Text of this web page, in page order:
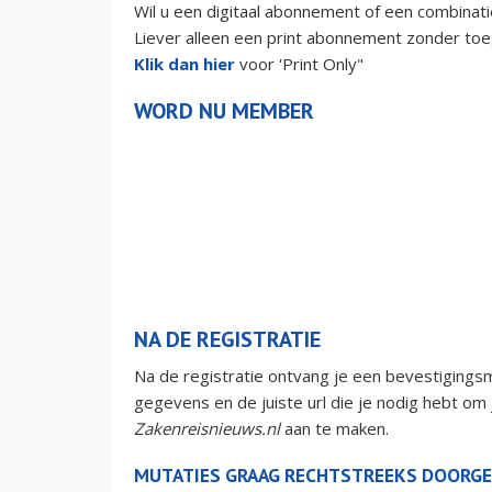
Wil u een digitaal abonnement of een
Liever alleen een print abonnement zonder
Klik dan hier voor 'Print Only"
WORD NU MEMBER
NA DE REGISTRATIE
Na de registratie ontvang je een
gegevens en de juiste url die je nodig hebt
Zakenreisnieuws.nlaan te maken.
MUTATIES GRAAG RECHTSTREEKS